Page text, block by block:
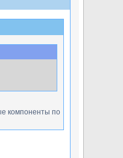
компоненты по